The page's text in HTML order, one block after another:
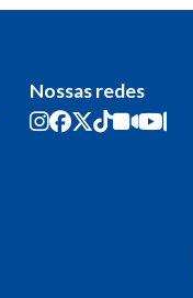
Nossas redes